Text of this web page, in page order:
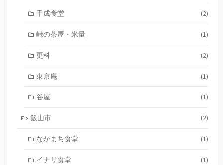
千成食堂 (2)
峠の茶屋・米量 (1)
更科 (2)
東京庵 (1)
谷屋 (1)
飯山市 (2)
なかまち食堂 (1)
イナリ食堂 (1)